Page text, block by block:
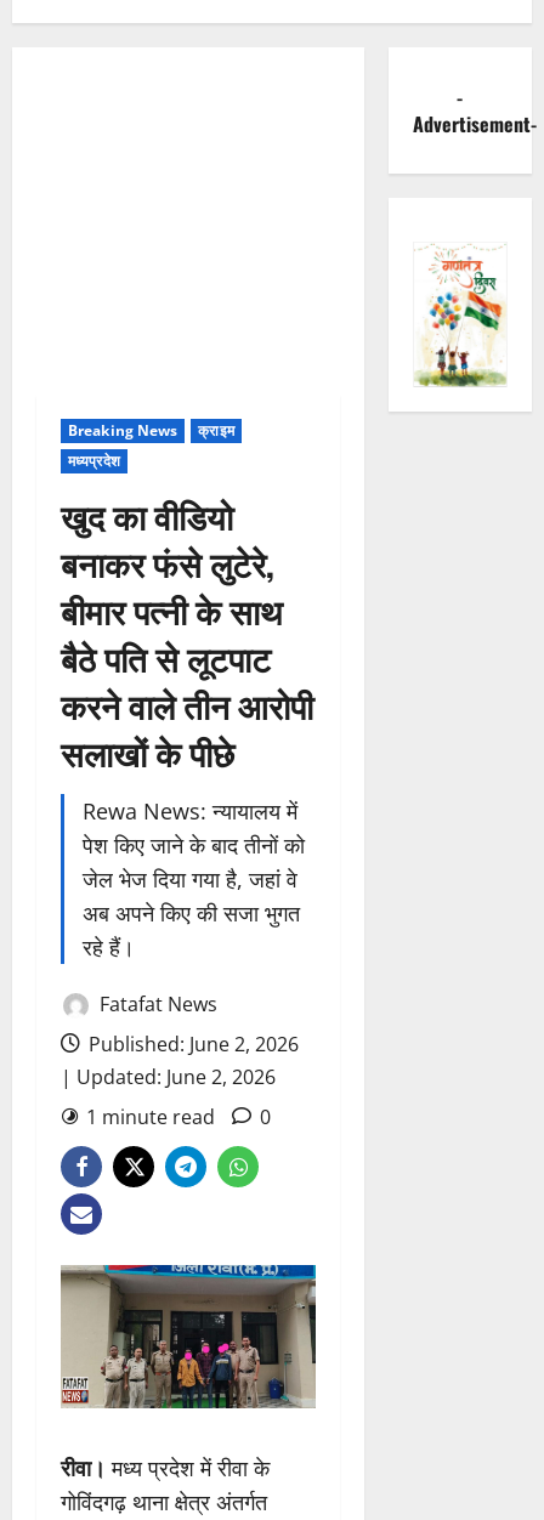
Breaking News
क्राइम
मध्यप्रदेश
खुद का वीडियो
बनाकर फंसे लुटेरे,
बीमार पत्नी के साथ
बैठे पति से लूटपाट
करने वाले तीन आरोपी
सलाखों के पीछे
Rewa News: न्यायालय में
पेश किए जाने के बाद तीनों को
जेल भेज दिया गया है, जहां वे
अब अपने किए की सजा भुगत
रहे हैं।
Fatafat News
Published: June 2, 2026
| Updated: June 2, 2026
1 minute read
0
रीवा। मध्य प्रदेश में रीवा के
गोविंदगढ़ थाना क्षेत्र अंतर्गत
-
Advertisement-